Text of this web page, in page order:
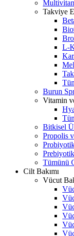
Takviye
L-
Burun
Vitamin
Bitkisel
Propolis
Prebiyotik
Tümünü
Cilt Bakımı
Vücut